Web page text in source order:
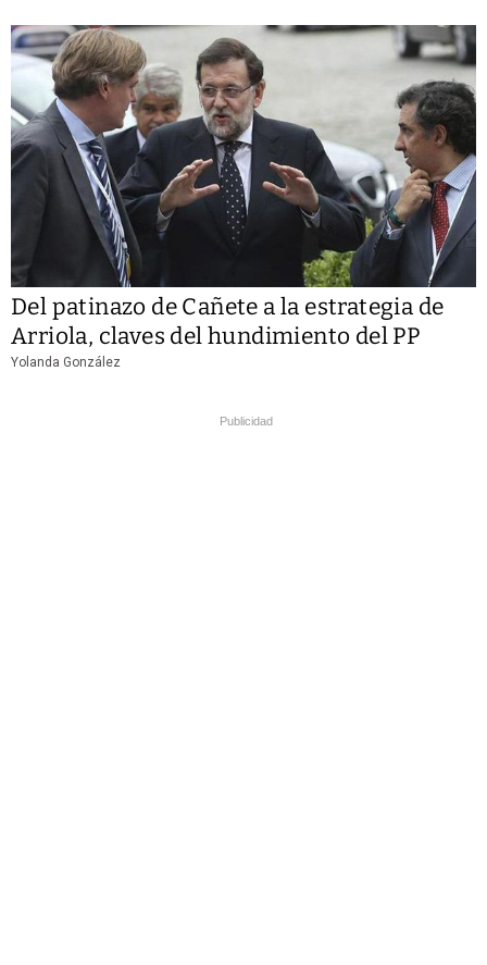
Del patinazo de Cañete a la estrategia de
Arriola, claves del hundimiento del PP
Yolanda González
Publicidad